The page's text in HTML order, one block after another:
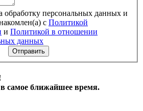
обработку персональных данных и
с Политикой
и Политикой в отношении
данных
Отправить
самое ближайшее время.